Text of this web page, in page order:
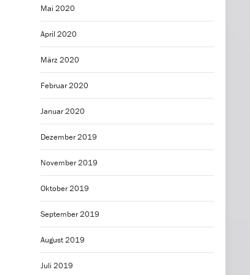
Mai 2020
April 2020
März 2020
Februar 2020
Januar 2020
Dezember 2019
November 2019
Oktober 2019
September 2019
August 2019
Juli 2019